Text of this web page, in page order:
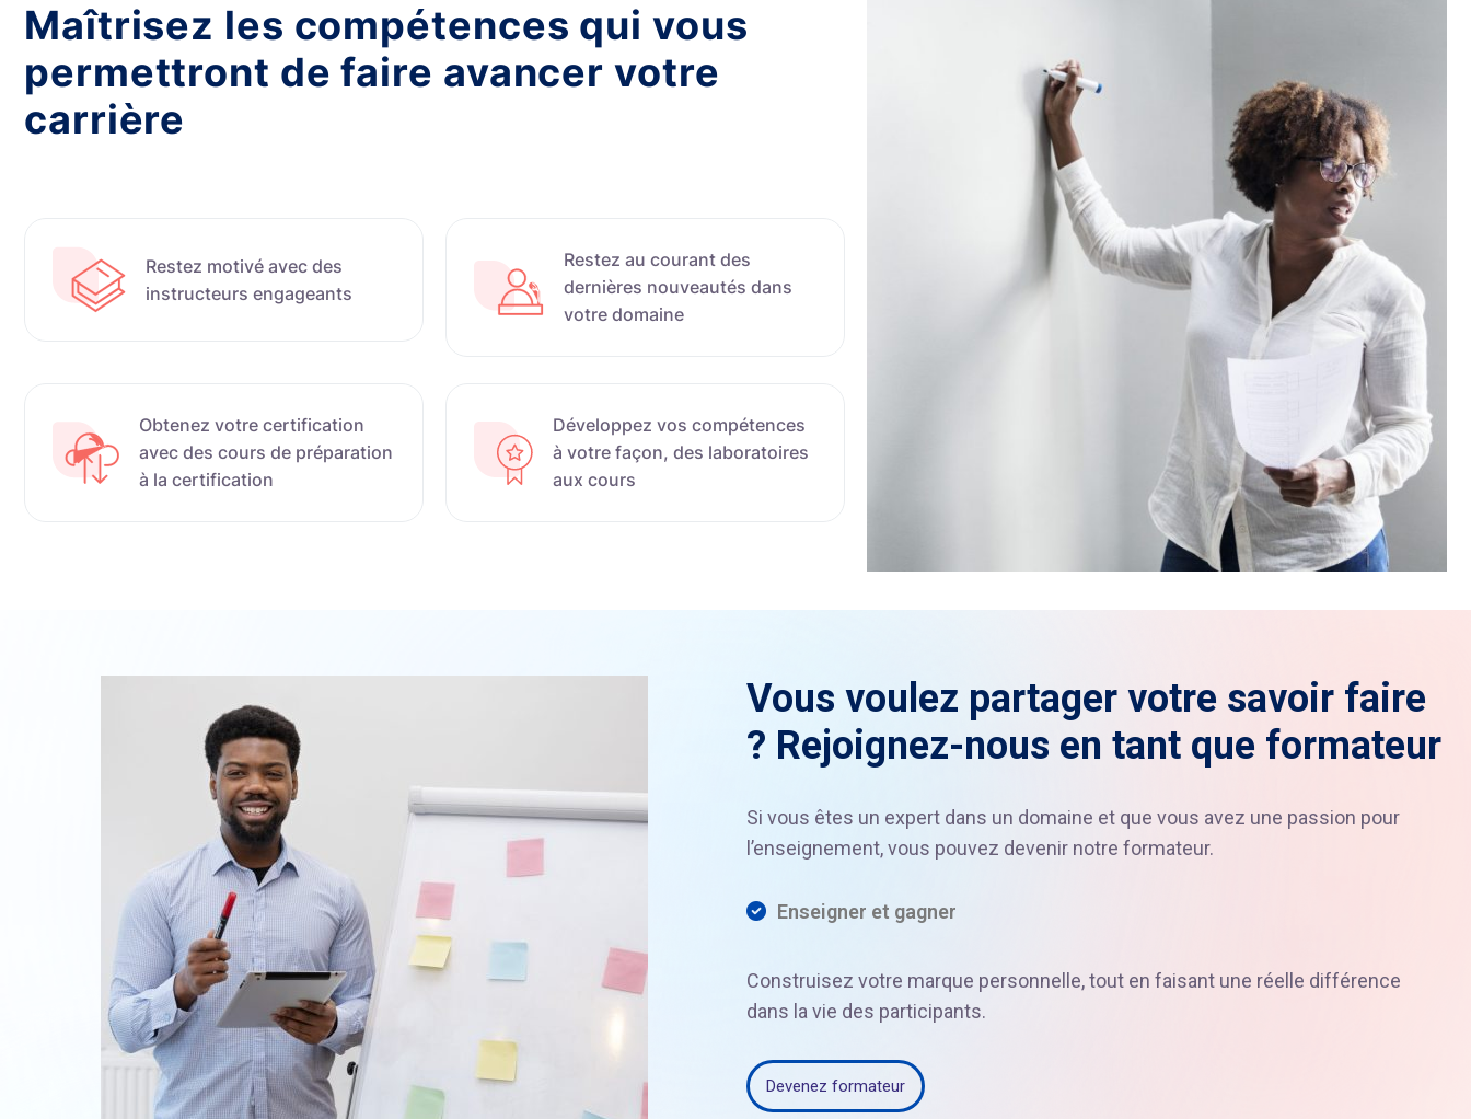
Maîtrisez les compétences qui vous
permettront de faire avancer votre
carrière
Restez motivé avec des
instructeurs engageants
Restez au courant des
dernières nouveautés dans
votre domaine
Obtenez votre certification
avec des cours de préparation
à la certification
Développez vos compétences
à votre façon, des laboratoires
aux cours
Vous voulez partager votre savoir faire
? Rejoignez-nous en tant que formateur
Si vous êtes un expert dans un domaine et que vous avez une passion pour
l’enseignement, vous pouvez devenir notre formateur.
Enseigner et gagner
Construisez votre marque personnelle, tout en faisant une réelle différence
dans la vie des participants.
Devenez formateur